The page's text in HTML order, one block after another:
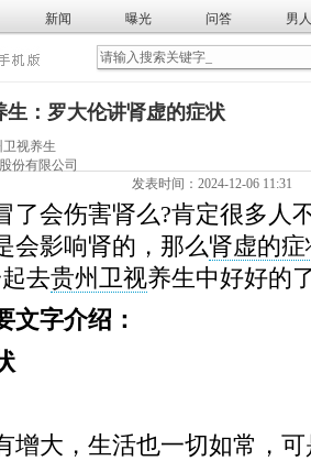
新闻 曝光 问答 男人
膳食 食谱 营养
生：罗大伦讲肾虚的症状
卫视养生
份有限公司
发表时间：2024-12-06 11:31
会伤害肾么?肯定很多人
会影响肾的，那么肾虚的症
去贵州卫视养生中好好的
文字介绍：
大，生活也一切如常，可